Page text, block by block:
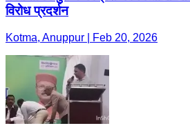
विरोध प्रदर्शन
Kotma, Anuppur | Feb 20, 2026